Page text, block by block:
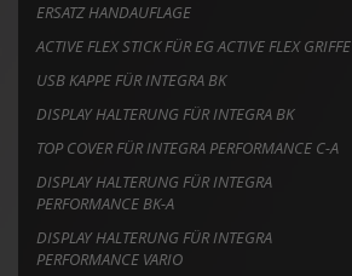
ERSATZ HANDAUFLAGE
ACTIVE FLEX STICK FÜR EG ACTIVE FLEX GRIFFE
USB KAPPE FÜR INTEGRA BK
DISPLAY HALTERUNG FÜR INTEGRA BK
TOP COVER FÜR INTEGRA PERFORMANCE C-A
DISPLAY HALTERUNG FÜR INTEGRA
PERFORMANCE BK-A
DISPLAY HALTERUNG FÜR INTEGRA
PERFORMANCE VARIO